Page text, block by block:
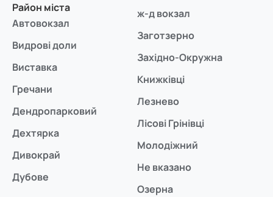
Район міста
Автовокзал
Видрові доли
Виставка
Гречани
Дендропарковий
Дехтярка
Дивокрай
Дубове
ж-д вокзал
Заготзерно
Західно-Окружна
Книжківці
Лезнево
Лісові Грінівці
Молодіжний
Не вказано
Озерна